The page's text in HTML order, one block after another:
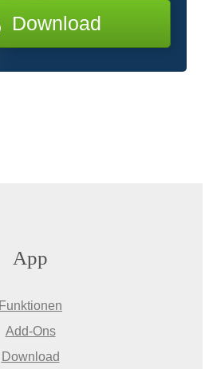
Download
App
Funktionen
Add-Ons
Download